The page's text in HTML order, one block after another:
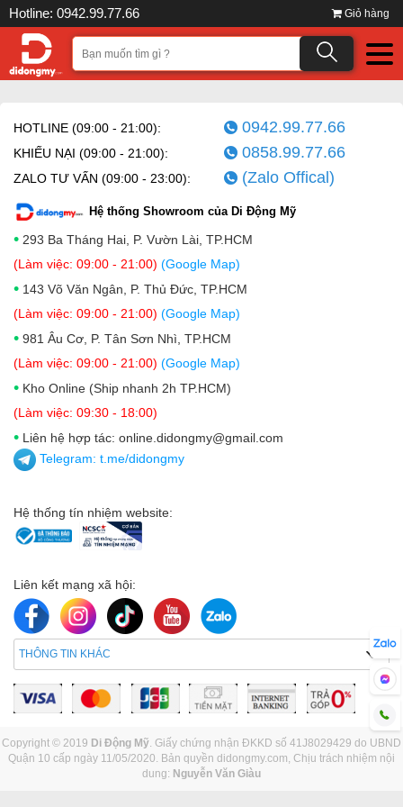
Hotline: 0942.99.77.66 Giỏ hàng
HOTLINE (09:00 - 21:00): 0942.99.77.66
KHIẾU NẠI (09:00 - 21:00): 0858.99.77.66
ZALO TƯ VẤN (09:00 - 23:00): (Zalo Offical)
Hệ thống Showroom của Di Động Mỹ
• 293 Ba Tháng Hai, P. Vườn Lài, TP.HCM
(Làm việc: 09:00 - 21:00) (Google Map)
• 143 Võ Văn Ngân, P. Thủ Đức, TP.HCM
(Làm việc: 09:00 - 21:00) (Google Map)
• 981 Âu Cơ, P. Tân Sơn Nhì, TP.HCM
(Làm việc: 09:00 - 21:00) (Google Map)
• Kho Online (Ship nhanh 2h TP.HCM)
(Làm việc: 09:30 - 18:00)
• Liên hệ hợp tác: online.didongmy@gmail.com
Telegram: t.me/didongmy
Hệ thống tín nhiệm website:
Liên kết mạng xã hội:
THÔNG TIN KHÁC
Copyright © 2019 Di Động Mỹ. Giấy chứng nhận ĐKKD số 41J8029429 do UBND
Quận 10 cấp ngày 11/05/2020. Bản quyền didongmy.com, Chịu trách nhiệm nội
dung: Nguyễn Văn Giàu